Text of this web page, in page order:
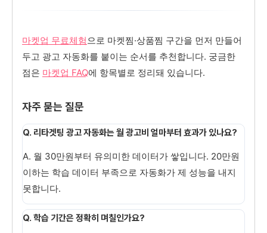
마켓업 무료체험으로 마켓찜·상품찜 구간을 먼저 만들어
두고 광고 자동화를 붙이는 순서를 추천합니다. 궁금한
점은 마켓업 FAQ에 항목별로 정리돼 있습니다.
자주 묻는 질문
Q. 리타겟팅 광고 자동화는 월 광고비 얼마부터 효과가 있나요?
A. 월 30만원부터 유의미한 데이터가 쌓입니다. 20만원
이하는 학습 데이터 부족으로 자동화가 제 성능을 내지
못합니다.
Q. 학습 기간은 정확히 며칠인가요?